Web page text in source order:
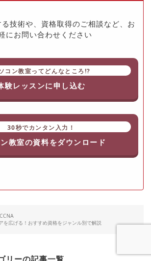
技術や、資格取得のご相談など、お
にお問い合わせください
コン教室ってどんなところ!?
験レッスンに申し込む
30秒でカンタン入力！
教室の資料をダウンロード
CCNA
を広げる！おすすめ資格をジャンル別で解説